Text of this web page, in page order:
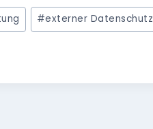
#externer